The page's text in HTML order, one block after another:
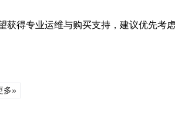
得专业运维与购买支持，建议优先考
多»